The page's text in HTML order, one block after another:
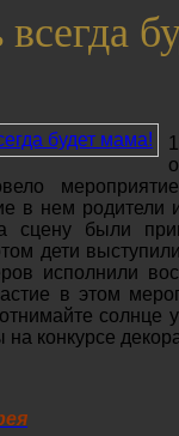
в нем родители
сцену были
дети
исполнили
в этом
солнце
на конкурсе